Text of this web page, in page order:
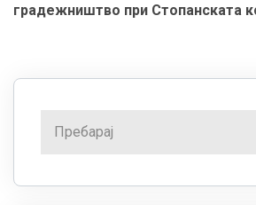
градежништво при Стопанската